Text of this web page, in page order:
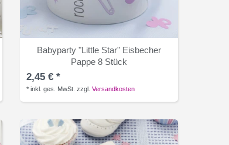
Babyparty "Little Star" Eisbecher
Pappe 8 Stück
2,45 € *
*inkl. ges. MwSt. zzgl.Versandkosten